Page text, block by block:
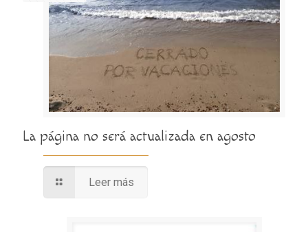
La página no será actualizada en agosto
Leer más